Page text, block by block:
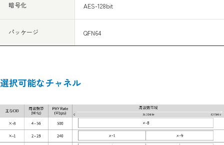
暗号化 AES-128bit
パッケージ QFN64
選択可能なチャネル